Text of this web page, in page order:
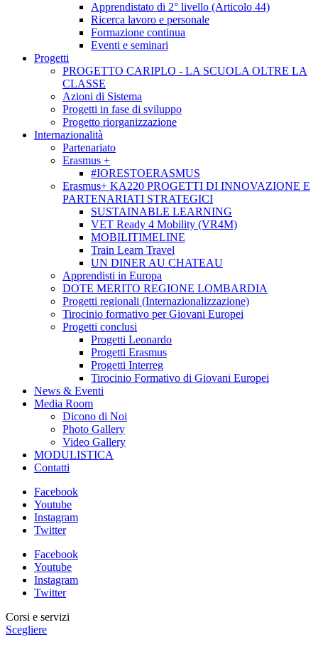
Apprendistato di 2° livello (Articolo 44)
Ricerca lavoro e personale
Formazione continua
Eventi e seminari
Progetti
PROGETTO CARIPLO - LA SCUOLA OLTRE LA
CLASSE
Azioni di Sistema
Progetti in fase di sviluppo
Progetto riorganizzazione
Internazionalità
Partenariato
Erasmus +
#IORESTOERASMUS
Erasmus+ KA220 PROGETTI DI INNOVAZIONE E
PARTENARIATI STRATEGICI
SUSTAINABLE LEARNING
VET Ready 4 Mobility (VR4M)
MOBILITIMELINE
Train Learn Travel
UN DINER AU CHATEAU
Apprendisti in Europa
DOTE MERITO REGIONE LOMBARDIA
Progetti regionali (Internazionalizzazione)
Tirocinio formativo per Giovani Europei
Progetti conclusi
Progetti Leonardo
Progetti Erasmus
Progetti Interreg
Tirocinio Formativo di Giovani Europei
News & Eventi
Media Room
Dicono di Noi
Photo Gallery
Video Gallery
MODULISTICA
Contatti
Facebook
Youtube
Instagram
Twitter
Facebook
Youtube
Instagram
Twitter
Corsi e servizi
Scegliere